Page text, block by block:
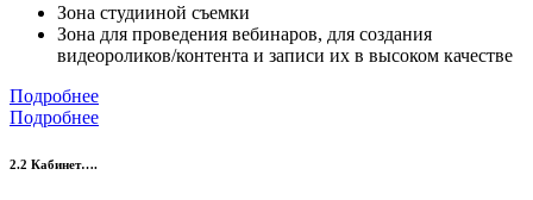
Зона студииной съемки
Зона для проведения вебинаров, для создания
видеороликов/контента и записи их в высоком качестве
Подробнее
Подробнее
2.2 Кабинет….